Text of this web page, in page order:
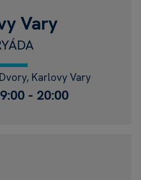
Vary
Karlovy Vary
- 20:00